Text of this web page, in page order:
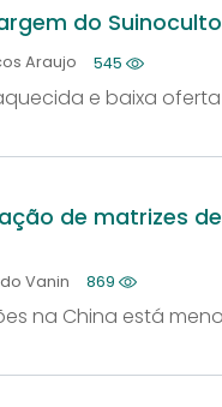
do
Araujo 545
e baixa
de matrizes
Vanin 869
na China está